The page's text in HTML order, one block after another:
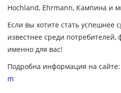
Hochland, Ehrmann, Кампина и
Если вы хотите стать успешнее
известнее среди потребителей,
именно для вас!
Подробна информация на сайте:
m